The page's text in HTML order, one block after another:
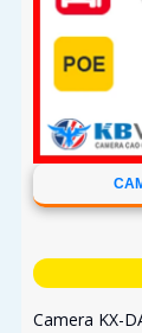
Camera KX-